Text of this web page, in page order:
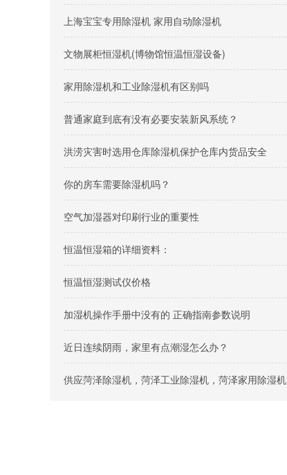
上海宝宝专用除湿机 家用自动除湿机
文物展柜恒湿机(博物馆恒温恒湿设备)
家用除湿机和工业除湿机有区别吗
普通家庭到底有没有必要安装新风系统？
洪涝灾害时选用仓库除湿机保护仓库内货品安全
你的房车需要除湿机吗？
空气加湿器对印刷行业的重要性
恒温恒湿箱的详细资料：
恒温恒湿测试仪价格
加湿机操作手册中没有的 正确指南参数说明
近日连续阴雨，家里有点潮湿怎么办？
供应菏泽除湿机，菏泽工业除湿机，菏泽家用除湿机